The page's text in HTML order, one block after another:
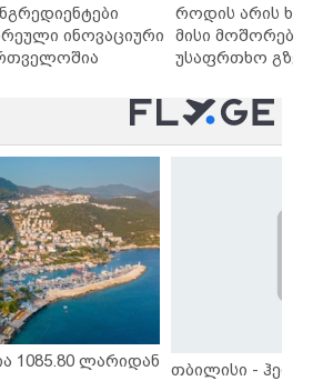
ინოვაციური
როდის არის
მისი
უსაფრთხო
1085.80 ლარიდან
თბილისი -